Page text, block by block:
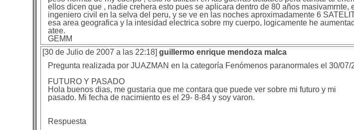
ellos dicen que , nadie crehera esto pues se aplicara dentro de 80 años masivamrnte,
ingeniero civil en la selva del peru, y se ve en las noches aproximadamente 6
esa area geografica y la intesidad electrica sobre my cuerpo, logicamente he
atee.
GEMM
[30 de Julio de 2007 a las 22:18] guillermo enrique mendoza malca
Pregunta realizada por JUAZMAN en la categoría Fenómenos paranormales el 30/07/
FUTURO Y PASADO
Hola buenos dias, me gustaria que me contara que puede ver sobre mi futuro y mi
pasado. Mi fecha de nacimiento es el 29- 8-84 y soy varon.
Respuesta